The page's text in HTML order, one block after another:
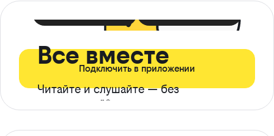
Все вместе
Читайте и слушайте — без
ограничений*
Подключить в приложении